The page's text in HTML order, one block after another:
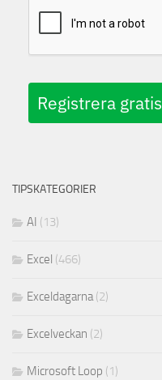
Registrera gratis
TIPSKATEGORIER
AI (13)
Excel (466)
Exceldagarna(2)
Excelveckan (2)
Microsoft Loop (1)